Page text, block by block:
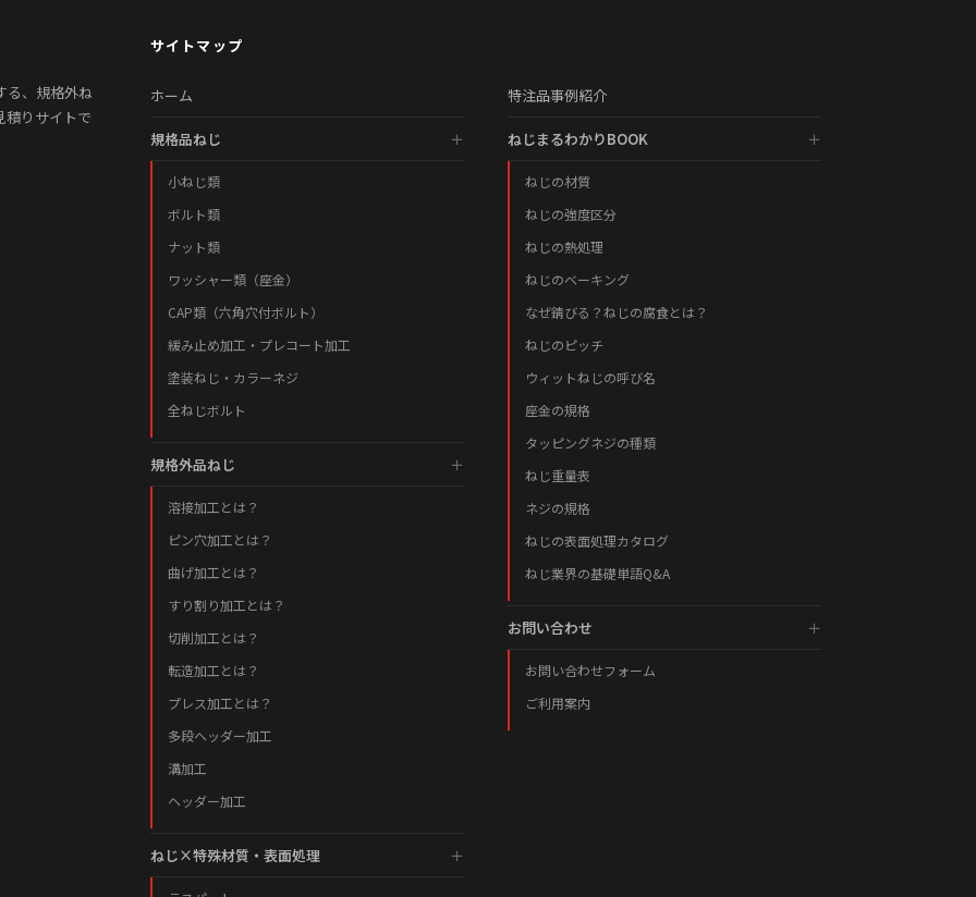
る、規格外ね
積りサイトで
サイトマップ
ホーム
規格品ねじ
小ねじ類
ボルト類
ナット類
ワッシャー類（座金）
CAP類（六角穴付ボルト）
緩み止め加工・プレコート加工
塗装ねじ・カラーネジ
全ねじボルト
規格外品ねじ
溶接加工とは？
ピン穴加工とは？
曲げ加工とは？
すり割り加工とは？
切削加工とは？
転造加工とは？
プレス加工とは？
多段ヘッダー加工
溝加工
ヘッダー加工
ねじ×特殊材質・表面処理
特注品事例紹介
ねじまるわかりBOOK
ねじの材質
ねじの強度区分
ねじの熱処理
ねじのベーキング
なぜ錆びる？ねじの腐食とは？
ねじのピッチ
ウィットねじの呼び名
座金の規格
タッピングネジの種類
ねじ重量表
ネジの規格
ねじの表面処理カタログ
ねじ業界の基礎単語Q&A
お問い合わせ
お問い合わせフォーム
ご利用案内